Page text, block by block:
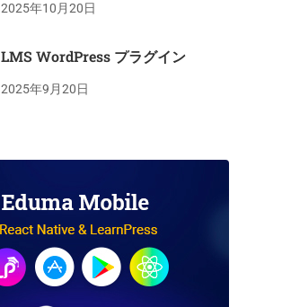
2025年10月20日
LMS WordPress プラグイン
2025年9月20日